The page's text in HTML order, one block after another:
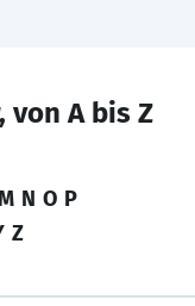
von A bis Z
N O P
Z